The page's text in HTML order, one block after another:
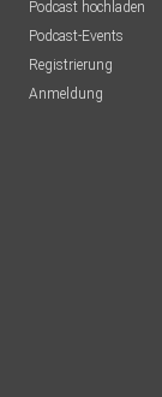
Podcast hochladen
Podcast-Events
Registrierung
Anmeldung